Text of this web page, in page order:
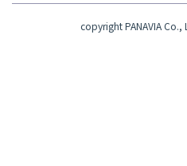
copyright PANAVIA Co.,